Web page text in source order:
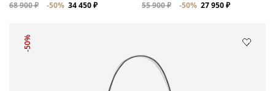
68 900 ₽ -50% 34 450 ₽ 55 900 ₽ -50% 27 950 ₽
-50%